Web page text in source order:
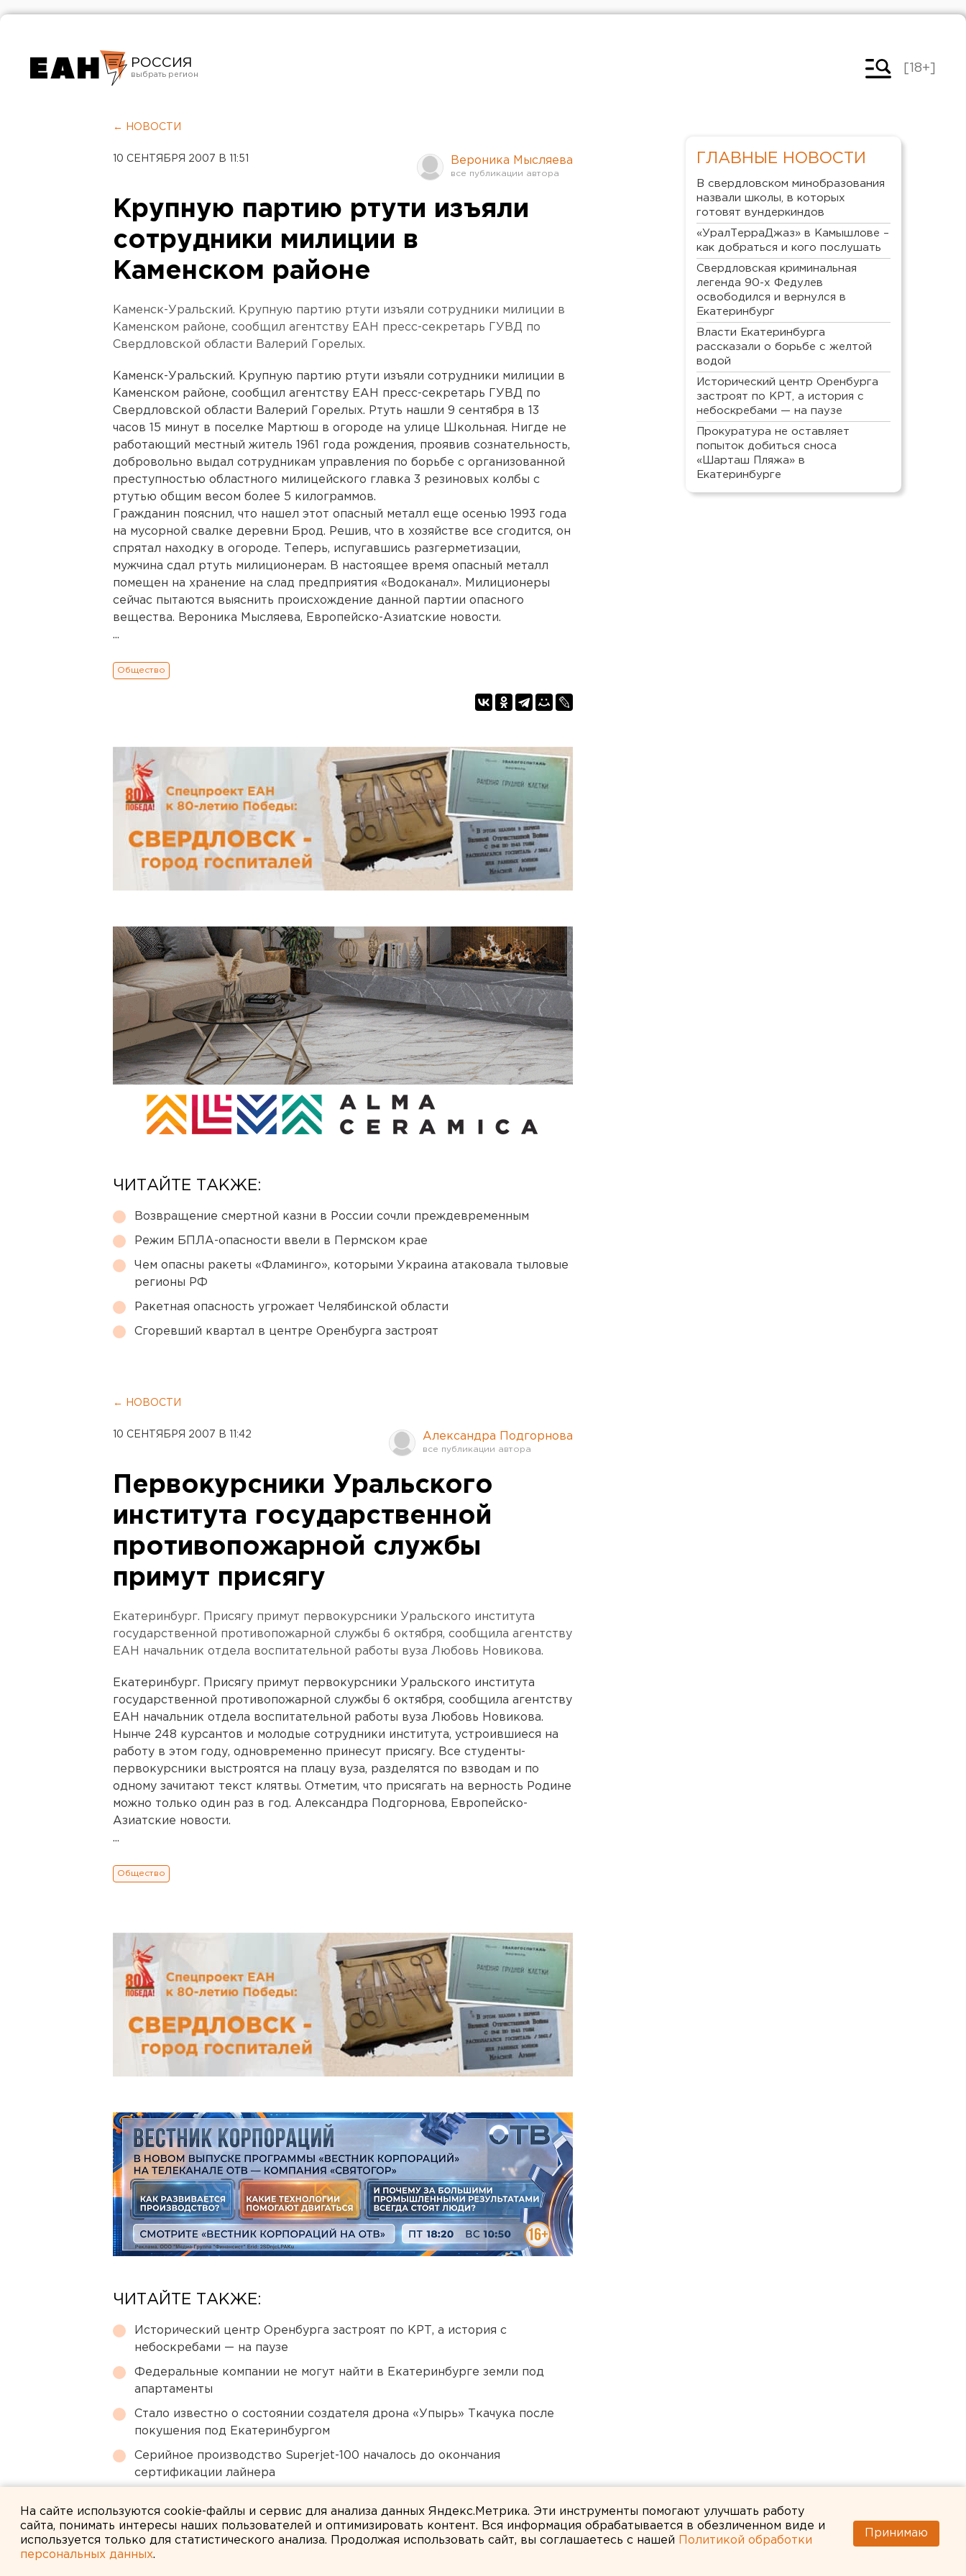
РОССИЯ
Челябинск
[18+]
← НОВОСТИ
10 СЕНТЯБРЯ 2007 В 11:51 Вероника Мысляева
Крупную партию ртути изъяли
сотрудники милиции в
Каменском районе
Каменск-Уральский. Крупную партию ртути изъяли сотрудники милиции в
Каменском районе, сообщил агентству ЕАН пресс-секретарь ГУВД по
Свердловской области Валерий Горелых.
Каменск-Уральский. Крупную партию ртути изъяли сотрудники милиции в
Каменском районе, сообщил агентству ЕАН пресс-секретарь ГУВД по
Свердловской области Валерий Горелых. Ртуть нашли 9 сентября в 13
часов 15 минут в поселке Мартюш в огороде на улице Школьная. Нигде не
работающий местный житель 1961 года рождения, проявив сознательность,
добровольно выдал сотрудникам управления по борьбе с организованной
преступностью областного милицейского главка 3 резиновых колбы с
ртутью общим весом более 5 килограммов.
Гражданин пояснил, что нашел этот опасный металл еще осенью 1993 года
на мусорной свалке деревни Брод. Решив, что в хозяйстве все сгодится, он
спрятал находку в огороде. Теперь, испугавшись разгерметизации,
мужчина сдал ртуть милиционерам. В настоящее время опасный металл
помещен на хранение на слад предприятия «Водоканал». Милиционеры
сейчас пытаются выяснить происхождение данной партии опасного
вещества. Вероника Мысляева, Европейско-Азиатские новости.
...
Общество
ЧИТАЙТЕ ТАКЖЕ:
Возвращение смертной казни в России сочли преждевременным
Режим БПЛА-опасности ввели в Пермском крае
Чем опасны ракеты «Фламинго», которыми Украина атаковала тыловые
регионы РФ
Ракетная опасность угрожает Челябинской области
Сгоревший квартал в центре Оренбурга застроят
← НОВОСТИ
10 СЕНТЯБРЯ 2007 В 11:42 Александра Подгорнова
Первокурсники Уральского
института государственной
противопожарной службы
примут присягу
Екатеринбург. Присягу примут первокурсники Уральского института
государственной противопожарной службы 6 октября, сообщила агентству
ЕАН начальник отдела воспитательной работы вуза Любовь Новикова.
Екатеринбург. Присягу примут первокурсники Уральского института
государственной противопожарной службы 6 октября, сообщила агентству
ЕАН начальник отдела воспитательной работы вуза Любовь Новикова.
Нынче 248 курсантов и молодые сотрудники института, устроившиеся на
работу в этом году, одновременно принесут присягу. Все студенты-
первокурсники выстроятся на плацу вуза, разделятся по взводам и по
одному зачитают текст клятвы. Отметим, что присягать на верность Родине
можно только один раз в год. Александра Подгорнова, Европейско-
Азиатские новости.
...
Общество
ЧИТАЙТЕ ТАКЖЕ:
Исторический центр Оренбурга застроят по КРТ, а история с
небоскребами — на паузе
Федеральные компании не могут найти в Екатеринбурге земли под
апартаменты
Стало известно о состоянии создателя дрона «Упырь» Ткачука после
покушения под Екатеринбургом
Серийное производство Superjet-100 началось до окончания
сертификации лайнера
ГЛАВНЫЕ НОВОСТИ
В свердловском минобразования
назвали школы, в которых
готовят вундеркиндов
«УралТерраДжаз» в Камышлове –
как добраться и кого послушать
Свердловская криминальная
легенда 90-х Федулев
освободился и вернулся в
Екатеринбург
Власти Екатеринбурга
рассказали о борьбе с желтой
водой
Исторический центр Оренбурга
застроят по КРТ, а история с
небоскребами — на паузе
Прокуратура не оставляет
попыток добиться сноса
«Шарташ Пляжа» в
Екатеринбурге
На сайте используются cookie-файлы и сервис для анализа данных Яндекс.Метрика. Эти инструменты помогают улучшать работу
сайта, понимать интересы наших пользователей и оптимизировать контент. Вся информация обрабатывается в обезличенном виде и
используется только для статистического анализа. Продолжая использовать сайт, вы соглашаетесь с нашей
Политикой обработки
персональных данных.
Принимаю